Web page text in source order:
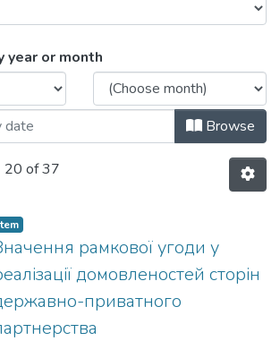
господарсько-
or month
Browse
20 of 37
рамкової угоди у
домовленостей сторін
приватного